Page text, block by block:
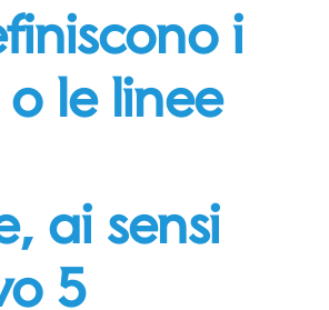
i
le linee
ai sensi
5